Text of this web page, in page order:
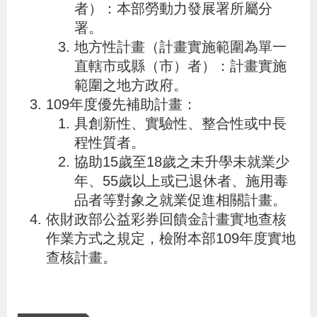
者）：本部勞動力發展署所屬分
署。
地方性計畫（計畫實施範圍為單一
直轄市或縣（市）者）：計畫實施
範圍之地方政府。
109年度優先補助計畫：
具創新性、實驗性、整合性或中長
程性質者。
協助15歲至18歲之未升學未就業少
年、55歲以上或已退休者、施用毒
品者等對象之就業促進相關計畫。
依財政部公益彩券回饋金計畫實地查核
作業方式之規定，檢附本部109年度實地
查核計畫。